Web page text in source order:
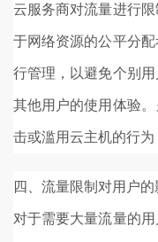
云服务商对流量进行
于网络资源的公平分
行管理，以避免个别
其他用户的使用体验
击或滥用云主机的行为
四、流量限制对用户的
对于需要大量流量的